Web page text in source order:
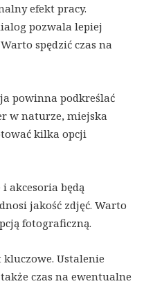
efekt pracy.
pozwala lepiej
spędzić czas na
powinna podkreślać
w naturze, miejska
kilka opcji
akcesoria będą
jakość zdjęć. Warto
fotograficzną.
Ustalenie
czas na ewentualne